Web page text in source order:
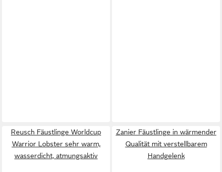
Reusch Fäustlinge Worldcup
Warrior Lobster sehr warm,
wasserdicht, atmungsaktiv
Zanier Fäustlinge in wärmender
Qualität mit verstellbarem
Handgelenk